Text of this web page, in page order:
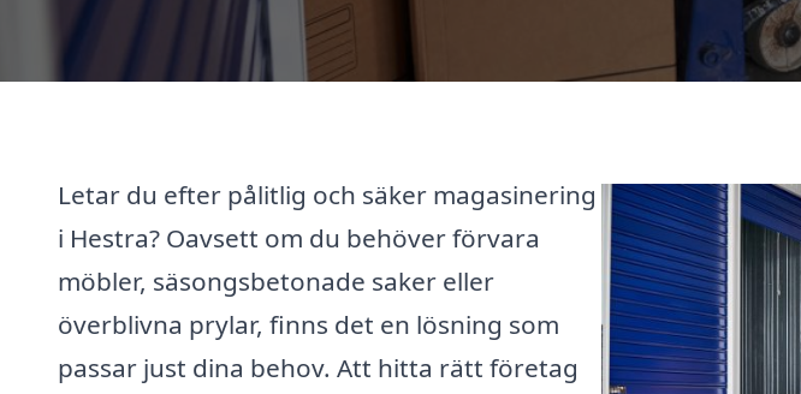
Letar du efter pålitlig och säker magasinering
i Hestra? Oavsett om du behöver förvara
möbler, säsongsbetonade saker eller
överblivna prylar, finns det en lösning som
passar just dina behov. Att hitta rätt företag